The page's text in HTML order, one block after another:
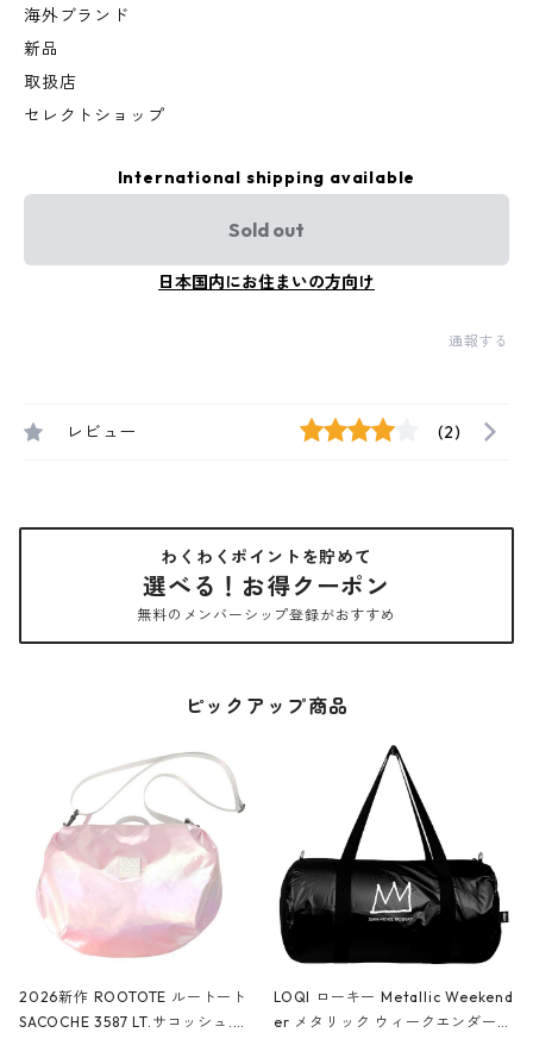
海外ブランド
新品
取扱店
セレクトショップ
International shipping available
Sold out
日本国内にお住まいの方向け
通報する
レビュー (2)
わくわくポイントを貯めて
選べる！お得クーポン
無料のメンバーシップ登録がおすすめ
ピックアップ商品
2026新作 ROOTOTE ルートート
SACOCHE 3587 LT.サコッシュ.ル
LOQI ローキー Metallic Weekend
er メタリック ウィークエンダー